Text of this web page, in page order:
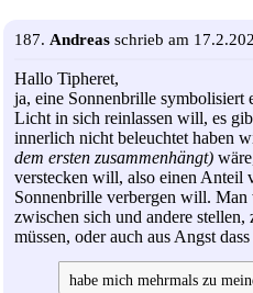
187. Andreas schrieb am
Hallo Tipheret,
ja, eine Sonnenbrille symbolisiert
Licht in sich reinlassen will, es
innerlich nicht beleuchtet haben
dem ersten zusammenhängt)
verstecken will, also einen Anteil
Sonnenbrille verbergen will.
zwischen sich und andere
müssen, oder auch aus Angst
habe mich mehrmals zu